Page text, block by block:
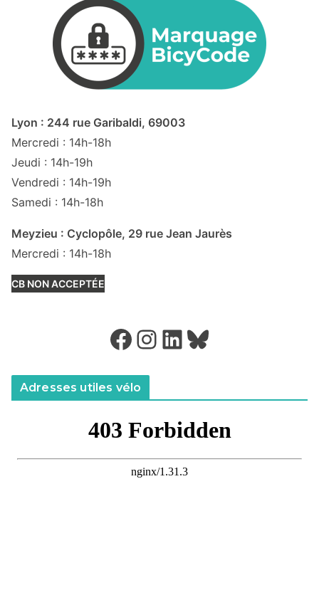
Lyon : 244 rue Garibaldi, 69003
Mercredi : 14h-18h
Jeudi : 14h-19h
Vendredi : 14h-19h
Samedi : 14h-18h
Meyzieu : Cyclopôle, 29 rue Jean Jaurès
Mercredi : 14h-18h
CB NON ACCEPTÉE
Facebook Instagram LinkedIn Bluesky
Adresses utiles vélo